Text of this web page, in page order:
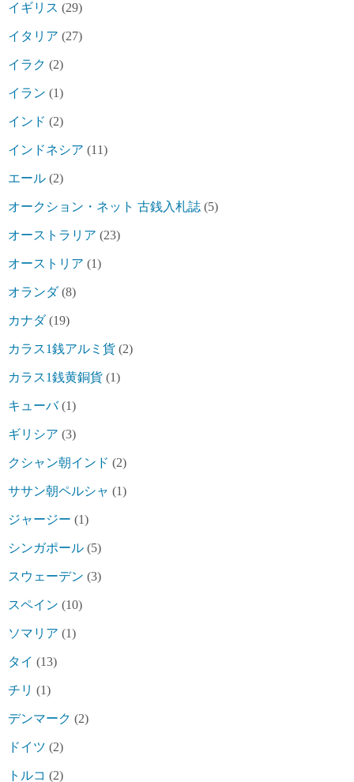
イギリス (29)
イタリア (27)
イラク (2)
イラン (1)
インド (2)
インドネシア (11)
エール (2)
オークション・ネット 古銭入札誌 (5)
オーストラリア (23)
オーストリア (1)
オランダ(8)
カナダ(19)
カラス1銭アルミ貨 (2)
カラス1銭黄銅貨 (1)
キューバ(1)
ギリシア (3)
クシャン朝インド (2)
ササン朝ペルシャ (1)
ジャージー (1)
シンガポール (5)
スウェーデン (3)
スペイン (10)
ソマリア (1)
タイ (13)
チリ (1)
デンマーク (2)
ドイツ (2)
トルコ (2)